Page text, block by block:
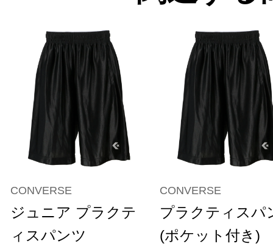
CONVERSE
ジュニア プラクテ
ィスパンツ
CONVERSE
プラクティスパ
(ポケット付き)